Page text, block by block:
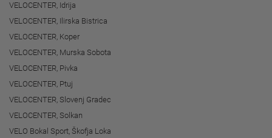
VELOCENTER, Idrija
VELOCENTER, Ilirska Bistrica
VELOCENTER, Koper
VELOCENTER, Murska Sobota
VELOCENTER, Pivka
VELOCENTER, Ptuj
VELOCENTER, Slovenj Gradec
VELOCENTER, Solkan
VELO Bokal Sport, Škofja Loka